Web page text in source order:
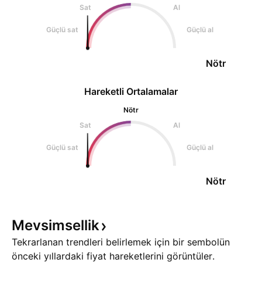
Sat Al
Güçlü sat Güçlü al
Nötr
Hareketli Ortalamalar
Nötr
Sat
Al
Güçlü sat Güçlü al
Nötr
Mevsimsellik
Tekrarlanan trendleri belirlemek için bir sembolün
önceki yıllardaki fiyat hareketlerini görüntüler.